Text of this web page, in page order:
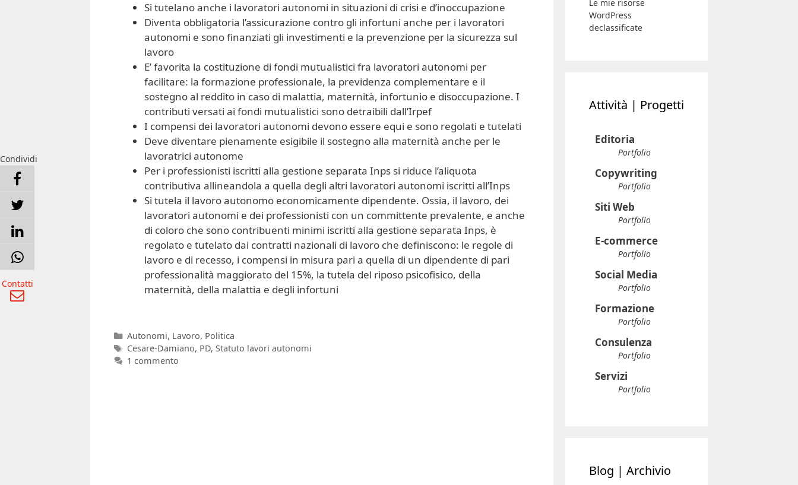
Si tutelano anche i lavoratori autonomi in situazioni di crisi e d’inoccupazione
Diventa obbligatoria l’assicurazione contro gli infortuni anche per i lavoratori
autonomi e sono finanziati gli investimenti e la prevenzione per la sicurezza sul
lavoro
E’ favorita la costituzione di fondi mutualistici fra lavoratori autonomi per
facilitare: la formazione professionale, la previdenza complementare e il
sostegno al reddito in caso di malattia, maternità, infortunio e disoccupazione. I
contributi versati ai fondi mutualistici sono detraibili dall’Irpef
I compensi dei lavoratori autonomi devono essere equi e sono regolati e tutelati
Deve diventare pienamente esigibile il sostegno alla maternità anche per le
lavoratrici autonome
Per i professionisti iscritti alla gestione separata Inps si riduce l’aliquota
contributiva allineandola a quella degli altri lavoratori autonomi iscritti all’Inps
Si tutela il lavoro autonomo economicamente dipendente. Ossia, il lavoro, dei
lavoratori autonomi e dei professionisti con un committente prevalente, e anche
di coloro che sono contribuenti minimi iscritti alla gestione separata Inps, è
regolato e tutelato dai contratti nazionali di lavoro che definiscono: le regole di
lavoro e di recesso, i compensi in misura pari a quella di un dipendente di pari
professionalità maggiorato del 15%, la tutela del riposo psicofisico, della
maternità, della malattia e degli infortuni
Categorie
Autonomi, Lavoro, Politica
Tag
Cesare-Damiano, PD, Statuto lavori autonomi
1 commento
Editoria
Portfolio
Copywriting
Portfolio
Siti Web
Portfolio
E-commerce
Portfolio
Social Media
Portfolio
Formazione
Portfolio
Consulenza
Portfolio
Servizi
Portfolio
Blog
Condividi
Contatti